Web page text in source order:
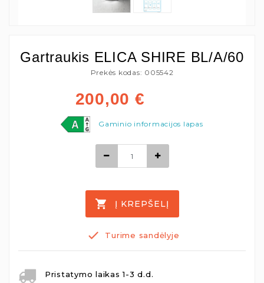
Gartraukis ELICA SHIRE BL/A/60
Prekės kodas: 005542
200,00 €
Gaminio informacijos lapas
Į KREPŠELĮ
Turime sandėlyje
Pristatymo laikas 1-3 d.d.